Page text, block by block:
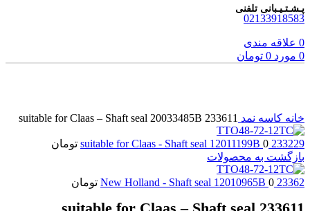
پـشـتـیـبانی تلفنی
02133918583
0 علاقه مندی
0 مورد 0 تومان
خانه کاسه نمد 233611 suitable for Claas – Shaft seal 20033485B
233229 suitable for Claas - Shaft seal 12011199B
0
تومان
بازگشت به محصولات
23362 New Holland - Shaft seal 12010965B
0 تومان